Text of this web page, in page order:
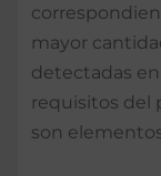
mayor
detectadas
requisitos del
son